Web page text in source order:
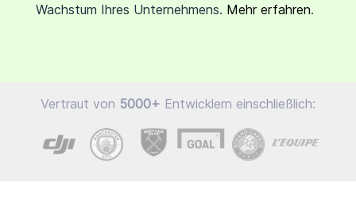
Wachstum Ihres Unternehmens. Mehr erfahren.
Vertraut von 5000+ Entwicklern einschließlich: